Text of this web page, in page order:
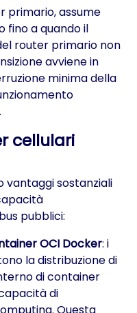
primario, assume
a quando il
router primario non
avviene in
minima della
cellulari
vantaggi sostanziali
pubblici:
OCI Docker: i
la distribuzione di
di container
di